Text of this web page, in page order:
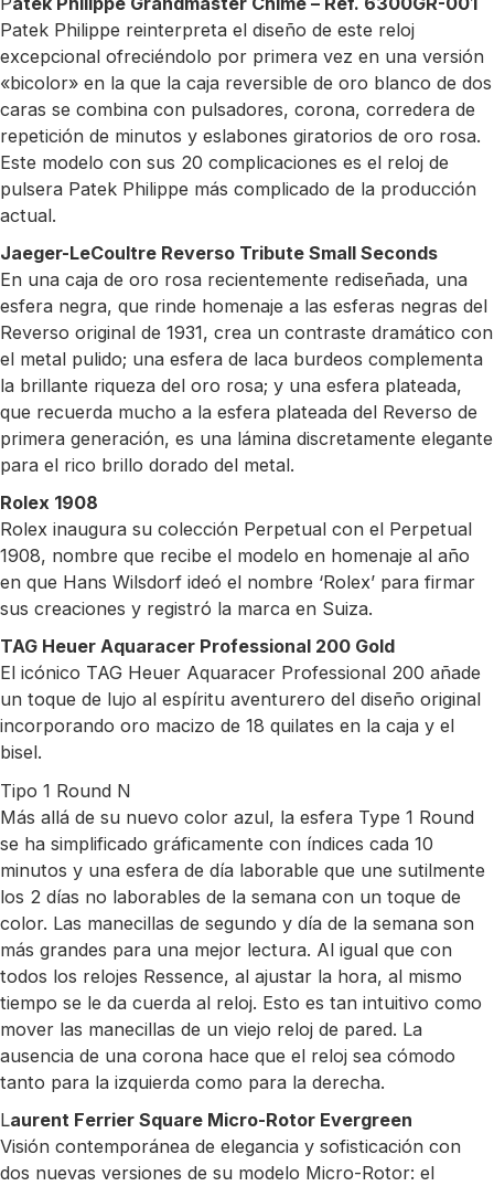
Patek Philippe reinterpreta el diseño de este reloj
excepcional ofreciéndolo por primera vez en una versión
«bicolor» en la que la caja reversible de oro blanco de dos
caras se combina con pulsadores, corona, corredera de
repetición de minutos y eslabones giratorios de oro rosa.
Este modelo con sus 20 complicaciones es el reloj de
pulsera Patek Philippe más complicado de la producción
actual.
Jaeger-LeCoultre Reverso Tribute Small Seconds
En una caja de oro rosa recientemente rediseñada, una
esfera negra, que rinde homenaje a las esferas negras del
Reverso original de 1931, crea un contraste dramático con
el metal pulido; una esfera de laca burdeos complementa
la brillante riqueza del oro rosa; y una esfera plateada,
que recuerda mucho a la esfera plateada del Reverso de
primera generación, es una lámina discretamente elegante
para el rico brillo dorado del metal.
Rolex 1908
Rolex inaugura su colección Perpetual con el Perpetual
1908, nombre que recibe el modelo en homenaje al año
en que Hans Wilsdorf ideó el nombre ‘Rolex’ para firmar
sus creaciones y registró la marca en Suiza.
TAG Heuer Aquaracer Professional 200 Gold
El icónico TAG Heuer Aquaracer Professional 200 añade
un toque de lujo al espíritu aventurero del diseño original
incorporando oro macizo de 18 quilates en la caja y el
bisel.
Tipo 1 Round N
Más allá de su nuevo color azul, la esfera Type 1 Round
se ha simplificado gráficamente con índices cada 10
minutos y una esfera de día laborable que une sutilmente
los 2 días no laborables de la semana con un toque de
color. Las manecillas de segundo y día de la semana son
más grandes para una mejor lectura. Al igual que con
todos los relojes Ressence, al ajustar la hora, al mismo
tiempo se le da cuerda al reloj. Esto es tan intuitivo como
mover las manecillas de un viejo reloj de pared. La
ausencia de una corona hace que el reloj sea cómodo
tanto para la izquierda como para la derecha.
Laurent Ferrier Square Micro-Rotor Evergreen
Visión contemporánea de elegancia y sofisticación con
dos nuevas versiones de su modelo Micro-Rotor: el